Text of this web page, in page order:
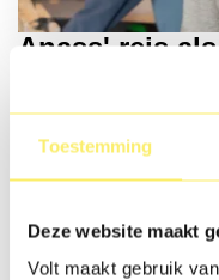
Toestemming
Deze website maakt
Volt maakt gebruik
Anass' reis
voelt echt alsof ik
sfeer is goed, er is
plezier naar mijn werk.